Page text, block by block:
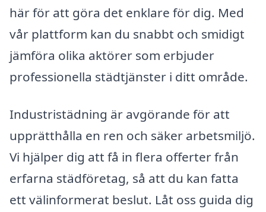
här för att göra det enklare för dig. Med
vår plattform kan du snabbt och smidigt
jämföra olika aktörer som erbjuder
professionella städtjänster i ditt område.
Industristädning är avgörande för att
upprätthålla en ren och säker arbetsmiljö.
Vi hjälper dig att få in flera offerter från
erfarna städföretag, så att du kan fatta
ett välinformerat beslut. Låt oss guida dig